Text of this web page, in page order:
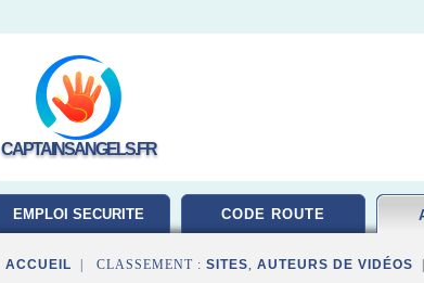
CAPTAINSANGELS.FR
EMPLOI SECURITE CODE ROUTE
ACCUEIL | CLASSEMENT : SITES, AUTEURS DE VIDÉOS